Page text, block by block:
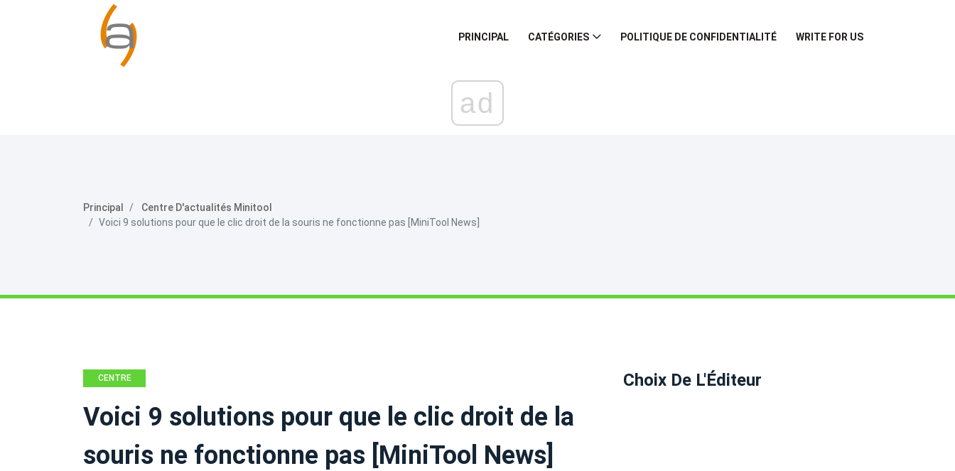
PRINCIPAL CATÉGORIES POLITIQUE DE CONFIDENTIALITÉ WRITE FOR US
ad
Principal
Centre D'actualités Minitool
Voici 9 solutions pour que le clic droit de la souris ne fonctionne pas [MiniTool News]
CENTRE
MINITOOL
Voici 9 solutions pour que le clic droit de la
souris ne fonctionne pas [MiniTool News]
Choix De L'Éditeur